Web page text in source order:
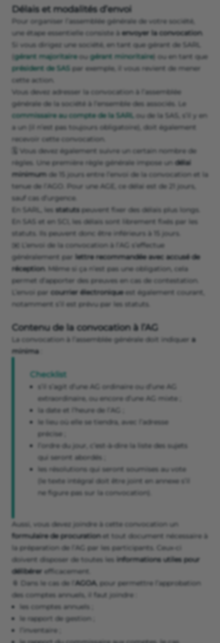
Délais et modalités d’envoi
Pour organiser l’assemblée générale de votre société,
une étape essentielle consiste à envoyer la convocation.
Si vous dirigez une société, en tant que gérant de SARL
(gérant majoritaireou gérant minoritaire) ou en tant que
président de SAS par exemple, il vous revient de mener
cette action.
Vous devez adresser la convocation à l’assemblée
générale de la société à l’ensemble des associés. Le
commissaire au compte de la SARL ou de la SAS, s’il y en
a un (il n’est pas toujours obligatoire), doit également
recevoir cette convocation.
🗓️ Vous devez également suivre un certain nombre de
règles. Une première règle générale impose un délai
minimum de 15 jours entre l’envoi de la convocation et la
tenue de l’AGO. Pour une AGE, ce délai est de 21 jours,
sauf cas d’urgence.
En SARL, les statuts peuvent fixer des délais plus longs.
En SAS et en SCI, les délais sont librement fixés par les
statuts. Ils peuvent donc être inférieurs à 15 jours.
✉️ L’envoi de la convocation à l’AG s’effectue
généralement par lettre recommandée avec accusé de
réception. Même si ça n’est pas une obligation, cela
permet d’apporter des preuves en cas de contestation.
L’envoi par courrier électroniqueest également courant,
notamment s’il est prévu par les statuts.
Contenu de la convocation à l’AG
La convocation à l’assemblée générale doit indiquer a
minima:
Checklist
s’il s’agit d’une AG ordinaire ou d’une AG
extraordinaire, ou encore d’une AG mixte ;
la date et l’heure de l’AG ;
le lieu où elle se tiendra, avec l’adresse
précise ;
l’ordre du jour, c’est-à-dire la liste des sujets
qui seront abordés ;
les résolutions qui seront soumises au vote
(le texte intégral doit être joint en annexe s’il
ne figure pas sur la convocation).
Aussi, vous devez joindre à cette convocation un
formulaire de procurationet tout document nécessaire à
la préparation de l’AG par les participants. Ceux-ci
doivent disposer de toutes les informations utiles pour
délibérer efficacement.
📎 Dans le cas de l’ AGOA, pour permettre l’approbation
des comptes annuels, il faut joindre :
les comptes annuels ;
le rapport de gestion ;
l’inventaire ;